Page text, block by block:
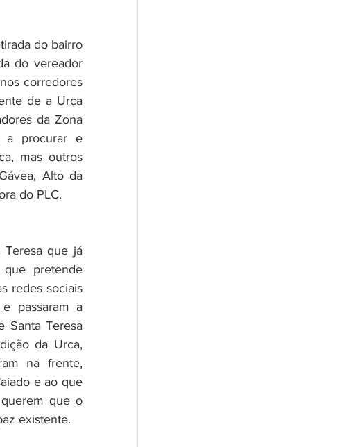
do bairro
do vereador
corredores
de a Urca
da Zona
a procurar e
mas outros
Alto da
do PLC.
que já
pretende
redes sociais
passaram a
Santa Teresa
da Urca,
na frente,
e ao que
que o
existente.